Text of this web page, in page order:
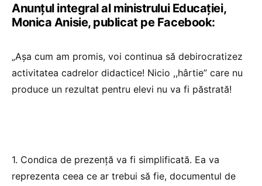
Anunțul integral al ministrului Educației,
Monica Anisie, publicat pe Facebook:
„Așa cum am promis, voi continua să debirocratizez
activitatea cadrelor didactice! Nicio ,,hârtie” care nu
produce un rezultat pentru elevi nu va fi păstrată!
1. Condica de prezență va fi simplificată. Ea va
reprezenta ceea ce ar trebui să fie, documentul de